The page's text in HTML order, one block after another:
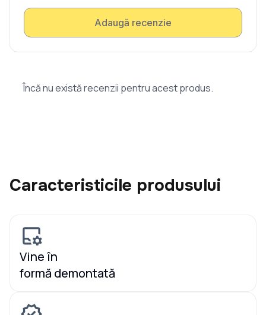
Adaugă recenzie
Încă nu există recenzii pentru acest produs.
Caracteristicile produsului
Vine în
formă demontată